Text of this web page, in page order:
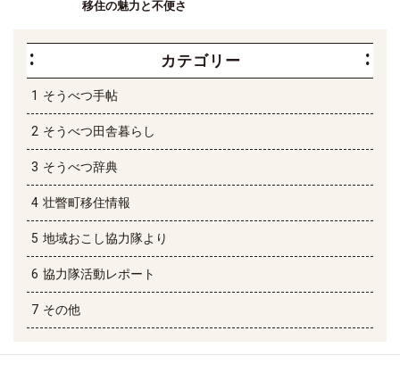
移住の魅力と不便さ
カテゴリー
そうべつ手帖
そうべつ田舎暮らし
そうべつ辞典
壮瞥町移住情報
地域おこし協力隊より
協力隊活動レポート
その他